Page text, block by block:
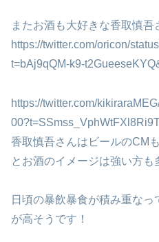
またお酒も大好きな香取慎吾
https://twitter.com/oricon/
t=bAj9qQM-k9-
https://twitter.com/
香取慎吾さんはビールのCM
とお酒のイメージは強い方
日頃の暴飲暴食が積み重な
が高そうです！